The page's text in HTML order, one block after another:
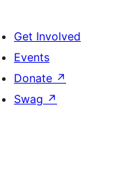
Get Involved
Events
Donate ↗
Swag ↗